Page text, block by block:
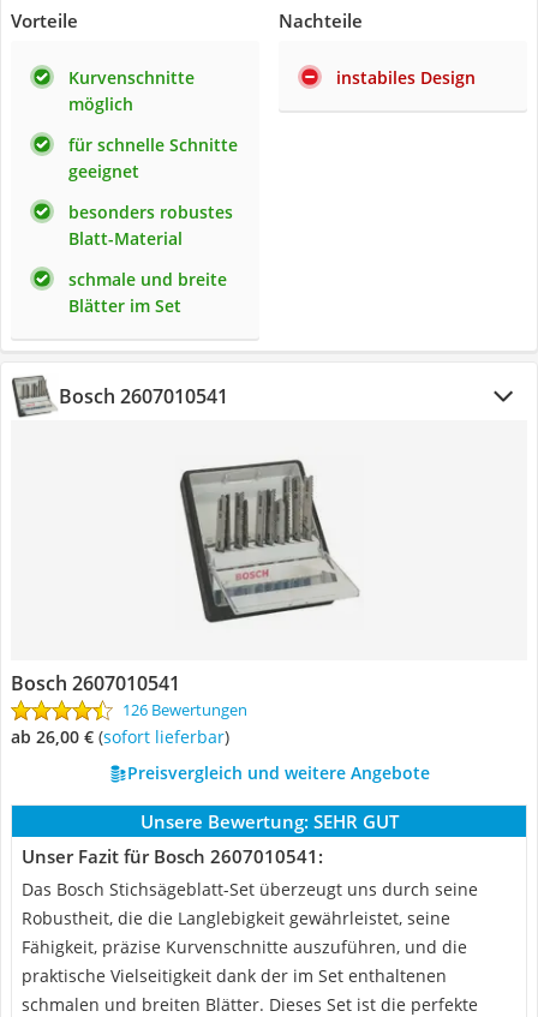
Vorteile
Kurvenschnitte
möglich
für schnelle Schnitte
geeignet
besonders robustes
Blatt-Material
schmale und breite
Blätter im Set
Nachteile
instabiles Design
Bosch 2607010541
Bosch 2607010541
126 Bewertungen
ab 26,00 € ( Sofort lieferbar)
Preisvergleich und weitere Angebote
Unsere Bewertung: SEHR GUT
Unser Fazit für Bosch 2607010541:
Das Bosch Stichsägeblatt-Set überzeugt uns durch seine
Robustheit, die die Langlebigkeit gewährleistet, seine
Fähigkeit, präzise Kurvenschnitte auszuführen, und die
praktische Vielseitigkeit dank der im Set enthaltenen
schmalen und breiten Blätter. Dieses Set ist die perfekte